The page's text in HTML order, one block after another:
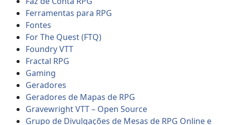
Ferramentas para RPG
Fontes
For The Quest (FTQ)
Foundry VTT
Fractal RPG
Gaming
Geradores
Geradores de Mapas de RPG
Gravewright VTT – Open Source
Grupo de Divulgações de Mesas de RPG Online e